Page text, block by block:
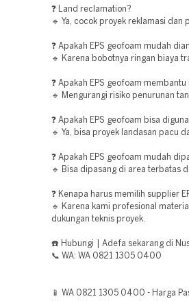
❓ Land reclamation?
🔹 Ya, cocok proyek reklamasi dan
❓ Apakah EPS geofoam mudah
🔹 Karena bobotnya ringan biaya
❓ Apakah EPS geofoam
🔹 Mengurangi risiko penurunan
❓ Apakah EPS geofoam bisa
🔹 Ya, bisa proyek landasan pacu
❓ Apakah EPS geofoam mudah
🔹 Bisa dipasang di area terbatas
❓ Kenapa harus memilih supplier
🔹 Karena kami profesional
dukungan teknis proyek.
☎️ Hubungi | Adefa sekarang di
📞 WA: WA 0821 1305 0400
📱 WA 0821 1305 0400 - Harga